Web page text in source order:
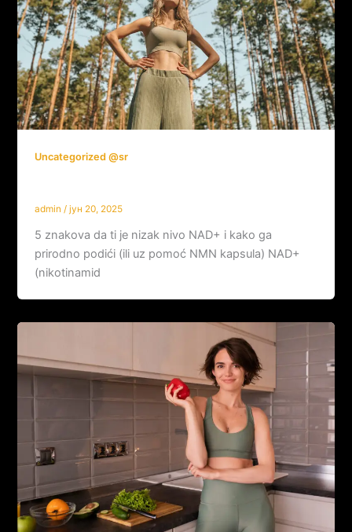
Uncategorized @sr
admin/јун 20, 2025
5 znakova da ti je nizak nivo NAD+ i kako ga
prirodno podići (ili uz pomoć NMN kapsula) NAD+
(nikotinamid